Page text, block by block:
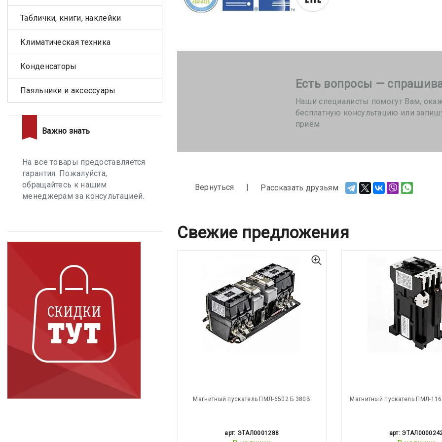
Есть вопросы —
Наши специалисты помогут Вам,
бесплатную консультацию или
приём
Вернуться Рассказать друзьям
Свежие предложения
Магнитный пускатель ПМЛ-6502 Б 380В
арт: ЭТАЛ0001288
Магнитный пускатель ПМЛ-
арт:
Таблички, книги, наклейки
Климатическая техника
Конденсаторы
Паяльники и аксессуары
Важно знать
На все товары предоставляется
гарантия. Пожалуйста,
обращайтесь к нашим
менеджерам за консультацией.